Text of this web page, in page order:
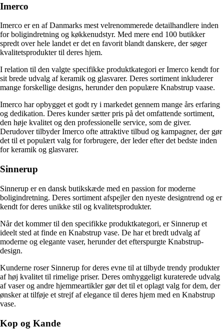
Imerco
Imerco er en af Danmarks mest velrenommerede detailhandlere inden
for boligindretning og køkkenudstyr. Med mere end 100 butikker
spredt over hele landet er det en favorit blandt danskere, der søger
kvalitetsprodukter til deres hjem.
I relation til den valgte specifikke produktkategori er Imerco kendt for
sit brede udvalg af keramik og glasvarer. Deres sortiment inkluderer
mange forskellige designs, herunder den populære Knabstrup vaase.
Imerco har opbygget et godt ry i markedet gennem mange års erfaring
og dedikation. Deres kunder sætter pris på det omfattende sortiment,
den høje kvalitet og den professionelle service, som de giver.
Derudover tilbyder Imerco ofte attraktive tilbud og kampagner, der gør
det til et populært valg for forbrugere, der leder efter det bedste inden
for keramik og glasvarer.
Sinnerup
Sinnerup er en dansk butikskæde med en passion for moderne
boligindretning. Deres sortiment afspejler den nyeste designtrend og er
kendt for deres unikke stil og kvalitetsprodukter.
Når det kommer til den specifikke produktkategori, er Sinnerup et
ideelt sted at finde en Knabstrup vase. De har et bredt udvalg af
moderne og elegante vaser, herunder det efterspurgte Knabstrup-
design.
Kunderne roser Sinnerup for deres evne til at tilbyde trendy produkter
af høj kvalitet til rimelige priser. Deres omhyggeligt kuraterede udvalg
af vaser og andre hjemmeartikler gør det til et oplagt valg for dem, der
ønsker at tilføje et strejf af elegance til deres hjem med en Knabstrup
vase.
Kop og Kande